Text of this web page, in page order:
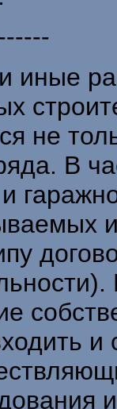
иные
не
В